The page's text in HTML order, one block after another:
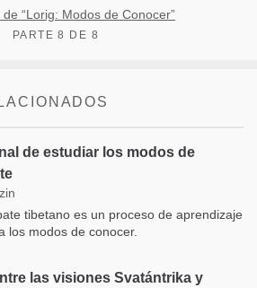
de “Lorig: Modos de Conocer”
PARTE 8 DE 8
de estudiar los modos de
tibetano es un proceso de aprendizaje
los modos de conocer.
las visiones Svatántrika y